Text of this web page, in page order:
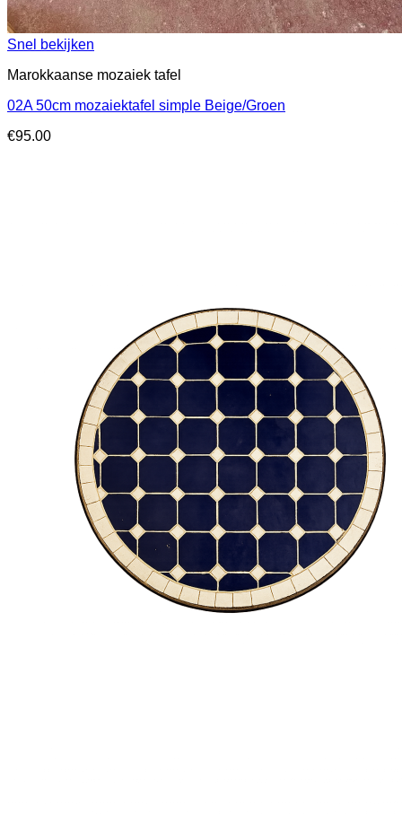
Snel bekijken
Marokkaanse mozaiek tafel
02A 50cm mozaiektafel simple Beige/Groen
€95.00